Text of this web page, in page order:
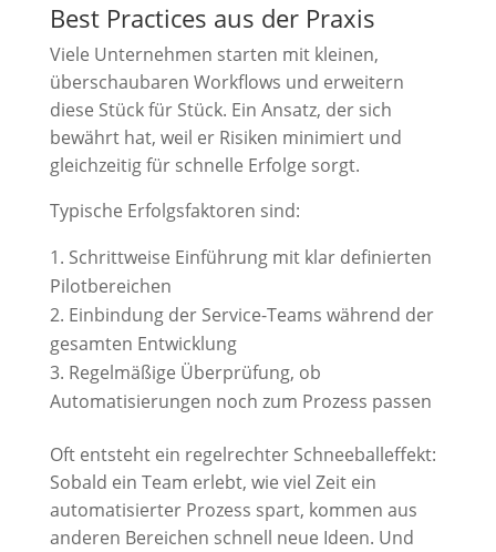
Best Practices aus der Praxis
Viele Unternehmen starten mit kleinen,
überschaubaren Workflows und erweitern
diese Stück für Stück. Ein Ansatz, der sich
bewährt hat, weil er Risiken minimiert und
gleichzeitig für schnelle Erfolge sorgt.
Typische Erfolgsfaktoren sind:
Schrittweise Einführung mit klar definierten
Pilotbereichen
Einbindung der Service-Teams während der
gesamten Entwicklung
Regelmäßige Überprüfung, ob
Automatisierungen noch zum Prozess passen
Oft entsteht ein regelrechter Schneeballeffekt:
Sobald ein Team erlebt, wie viel Zeit ein
automatisierter Prozess spart, kommen aus
anderen Bereichen schnell neue Ideen. Und